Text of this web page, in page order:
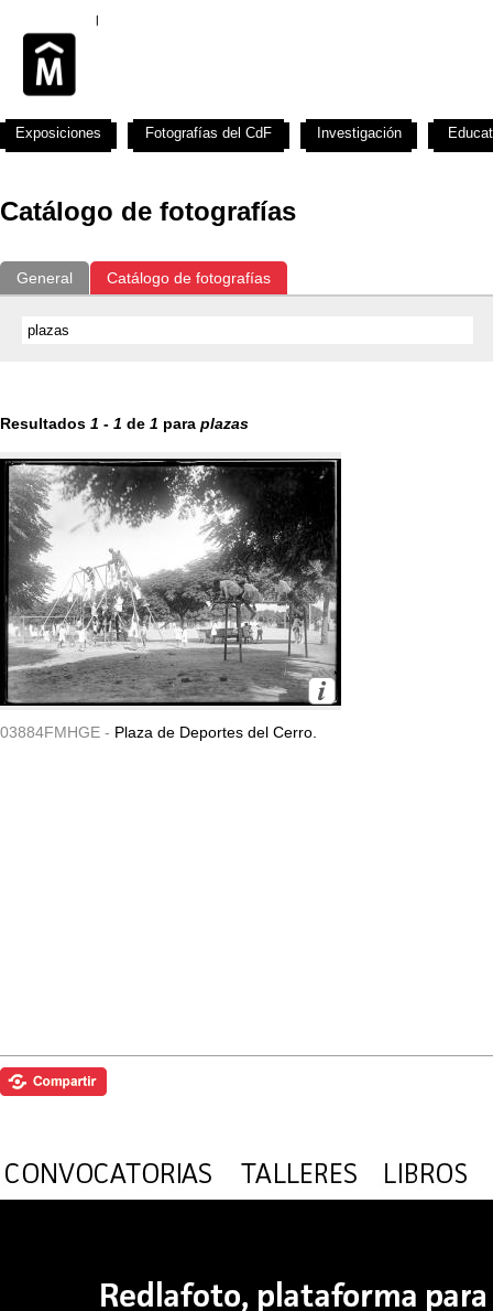
Catálogo de fotografías
General Catálogo de fotografías
Resultados 1 - 1 de 1 para plazas
03884FMHGE - Plaza de Deportes del Cerro.
Exposiciones Fotografías del CdF Investigación